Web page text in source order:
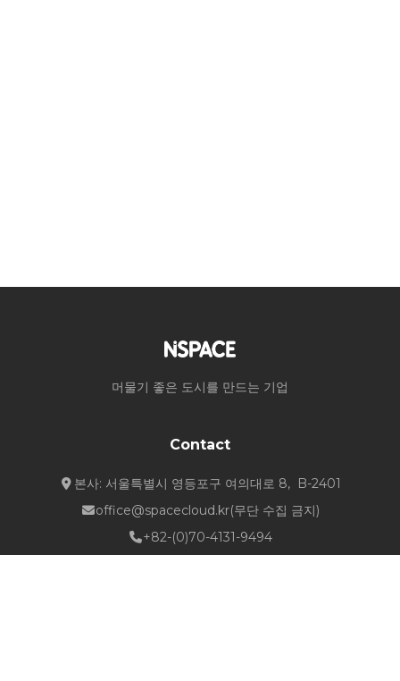
머물기 좋은 도시를 만드는 기업
Contact
본사: 서울특별시 영등포구 여의대로 8, B-2401
office@spacecloud.kr(무단 수집 금지)
+82-(0)70-4131-9494